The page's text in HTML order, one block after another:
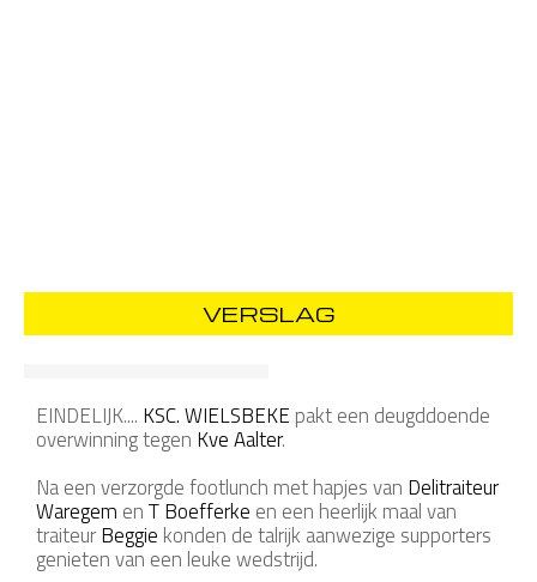
VERSLAG
EINDELIJK.... KSC. WIELSBEKE pakt een deugddoende
overwinning tegen Kve Aalter.
Na een verzorgde footlunch met hapjes van Delitraiteur
Waregem enT Boefferke en een heerlijk maal van
traiteurBeggie konden de talrijk aanwezige supporters
genieten van een leuke wedstrijd.